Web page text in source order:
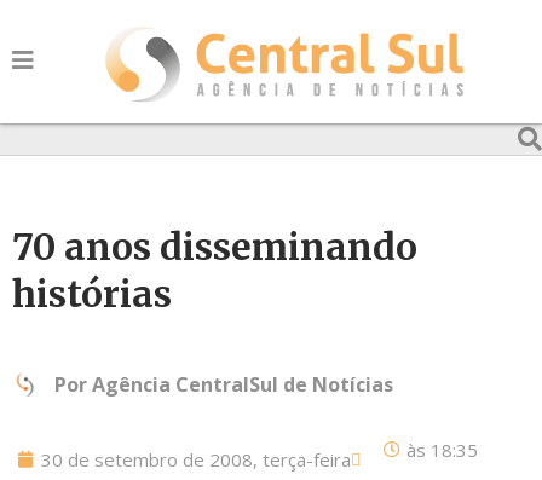
70 anos disseminando
histórias
PorAgência CentralSul de Notícias
30 de setembro de 2008, terça-feira às 18:35